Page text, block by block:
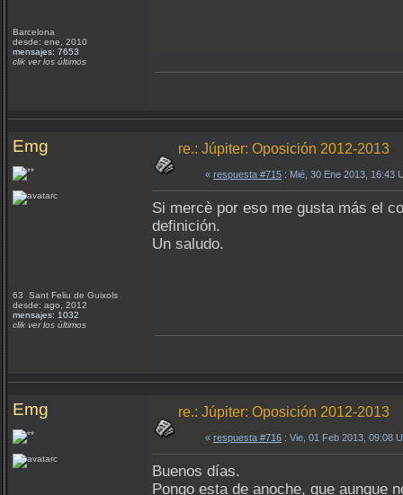
Barcelona
desde: ene, 2010
mensajes: 7653
clik ver los últimos
Emg
63 Sant Feliu de Guixols
desde: ago, 2012
mensajes: 1032
clik ver los últimos
re.: Júpiter: Oposición 2012-2013
« respuesta #715 : Mié, 30 Ene 2013, 16:43
Si mercè por eso me gusta más el
definición.
Un saludo.
Emg re.: Júpiter: Oposición 2012-2013
« respuesta #716 : Vie, 01 Feb 2013, 09:08
Buenos días.
Pongo esta de anoche, que aunque